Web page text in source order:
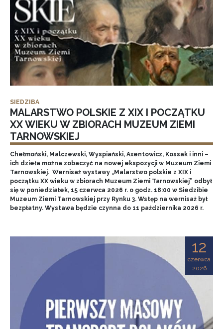
SIEDZIBA
MALARSTWO POLSKIE Z XIX I POCZĄTKU
XX WIEKU W ZBIORACH MUZEUM ZIEMI
TARNOWSKIEJ
Chełmoński, Malczewski, Wyspiański, Axentowicz, Kossak i inni –
ich dzieła można zobaczyć na nowej ekspozycji w Muzeum Ziemi
Tarnowskiej. Wernisaż wystawy „Malarstwo polskie z XIX i
początku XX wieku w zbiorach Muzeum Ziemi Tarnowskiej” odbył
się w poniedziałek, 15 czerwca 2026 r. o godz. 18:00 w Siedzibie
Muzeum Ziemi Tarnowskiej przy Rynku 3. Wstęp na wernisaż był
bezpłatny. Wystawa będzie czynna do 11 października 2026 r.
12
czerwca
2026